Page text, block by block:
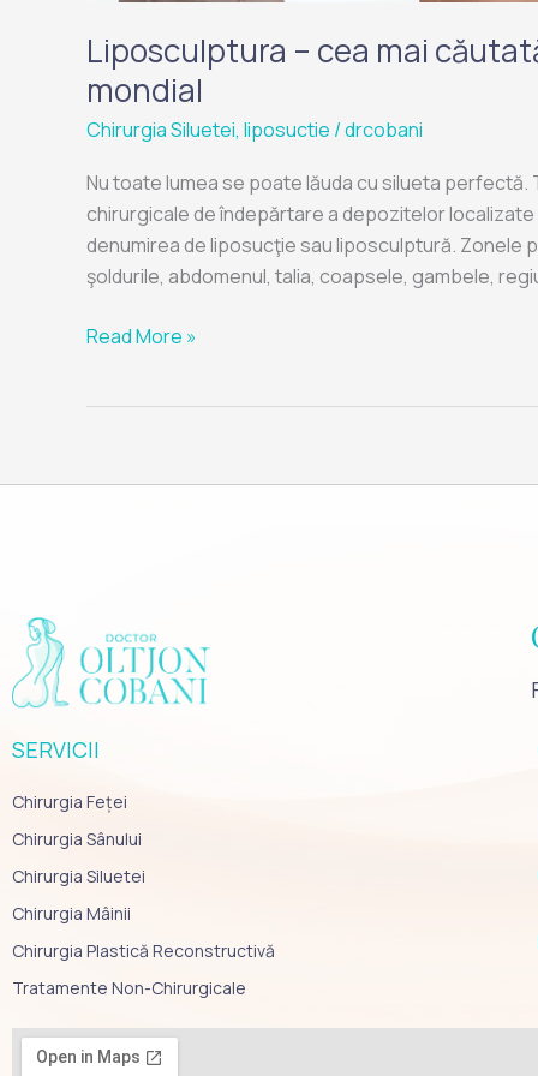
Liposculptura – cea mai
mondial
Chirurgia Siluetei, liposuctie /drcobani
Nu toate lumea se poate lăuda cu silueta perfectă.
chirurgicale de îndepărtare a depozitelor
denumirea de liposucţie sau liposculptură. Zonele
şoldurile, abdomenul, talia, coapsele, gambele,
Read More »
SERVICII
Chirurgia Feței
Chirurgia Sânului
Chirurgia Siluetei
Chirurgia Mâinii
Chirurgia Plastică Reconstructivă
Tratamente Non-Chirurgicale